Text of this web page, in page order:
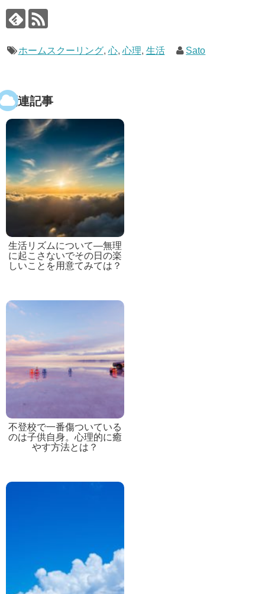
ホームスクーリング, 心, 心理, 生活 Sato
関連記事
生活リズムについて―無理
に起こさないでその日の楽
しいことを用意てみては？
不登校で一番傷ついている
のは子供自身。心理的に癒
やす方法とは？